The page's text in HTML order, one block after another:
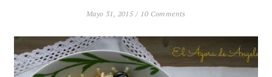
Mayo 31, 2015 / 10 Comments